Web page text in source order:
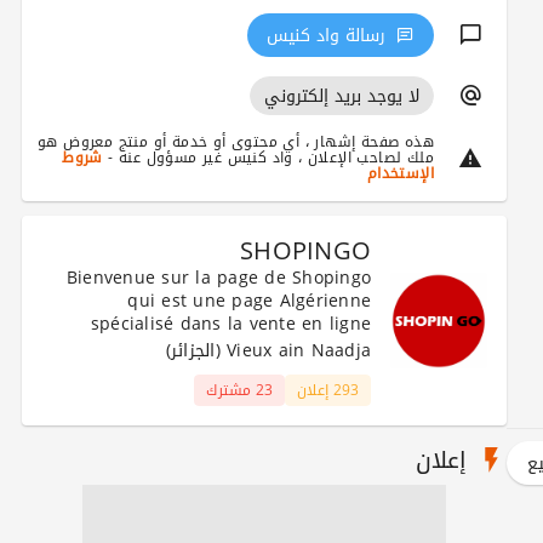
رسالة واد كنيس
لا يوجد بريد إلكتروني
هذه صفحة إشهار ، أي محتوى أو خدمة أو منتج معروض هو
ملك لصاحب الإعلان ، واد كنيس غير مسؤول عنه - شروط
الإستخدام
SHOPINGO
Bienvenue sur la page de Shopingo
qui est une page Algérienne
spécialisé dans la vente en ligne
Vieux ain Naadja (الجزائر)
293 إعلان 23 مشترك
إعلان